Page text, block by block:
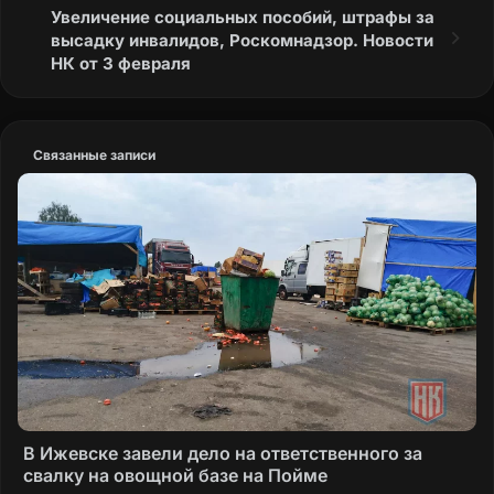
Газизов
Увеличение социальных пособий, штрафы за
высадку инвалидов, Роскомнадзор. Новости
НК от 3 февраля
Связанные записи
В Ижевске завели дело на ответственного за
свалку на овощной базе на Пойме